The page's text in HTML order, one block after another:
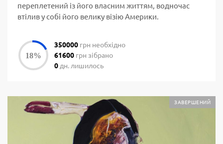
переплетений із його власним життям, водночас
втілив у собі його велику візію Америки.
350000 грн необхідно
61600 грн зібрано
0 дн. лишилось
ЗАВЕРШЕНИЙ